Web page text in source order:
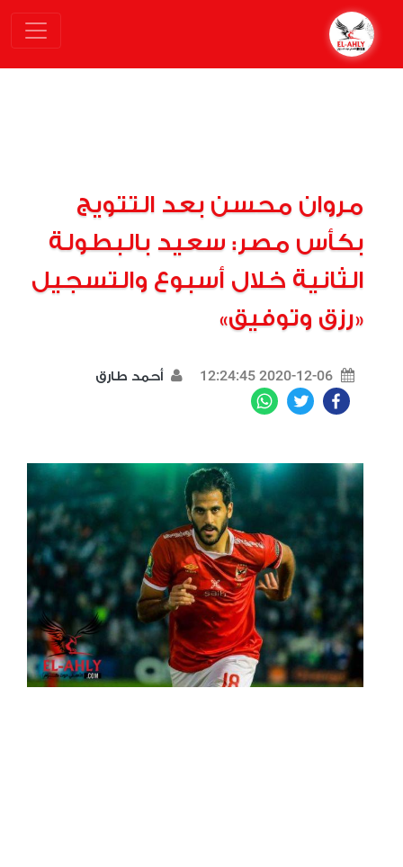
مروان محسن بعد التتويج
بكأس مصر: سعيد بالبطولة
الثانية خلال أسبوع والتسجيل
«رزق وتوفيق»
2020-12-06 12:24:45 أحمد طارق
Facebook
Twitter